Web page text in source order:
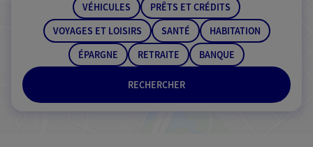
RECHERCHER
VÉHICULES
PRÊTS ET CRÉDITS
VOYAGES ET LOISIRS
SANTÉ
HABITATION
ÉPARGNE
RETRAITE BANQUE